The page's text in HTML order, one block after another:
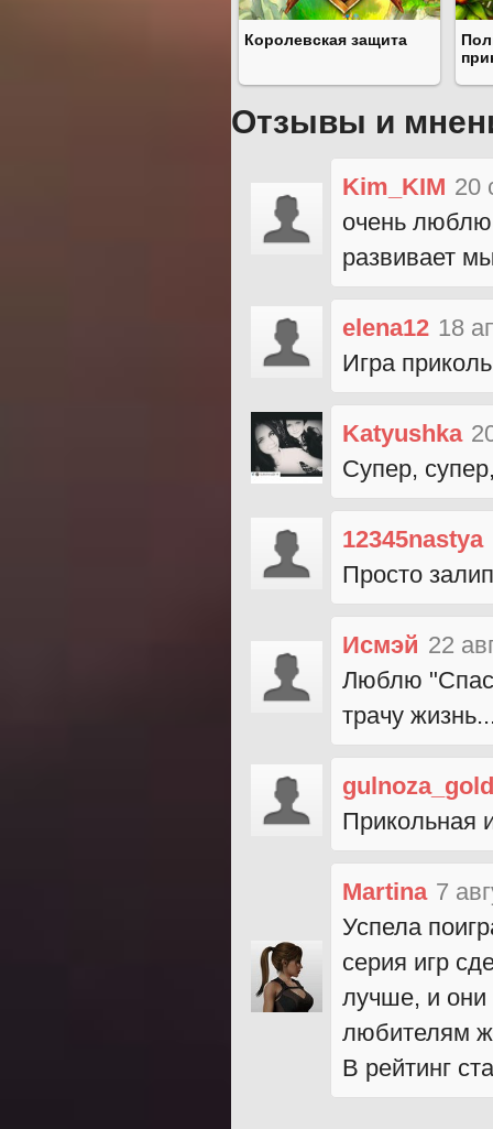
Королевская защита
Отзывы и
Kim_KIM 20
очень люблю
развивает
elena12 18
Игра
Katyushka
Супер,
12345nastya
Просто
Исмэй 22
Люблю
трачу
Прикольная
Martina 7
Успела
серия игр
лучше, и они
любителям
В рейтинг